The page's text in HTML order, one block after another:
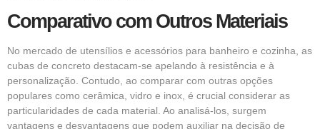
Comparativo com Outros Materiais
No mercado de utensílios e acessórios para banheiro e cozinha, as
cubas de concreto destacam-se apelando à resistência e à
personalização. Contudo, ao comparar com outras opções
populares como cerâmica, vidro e inox, é crucial considerar as
particularidades de cada material. Ao analisá-los, surgem
vantagens e desvantagens que podem auxiliar na decisão de